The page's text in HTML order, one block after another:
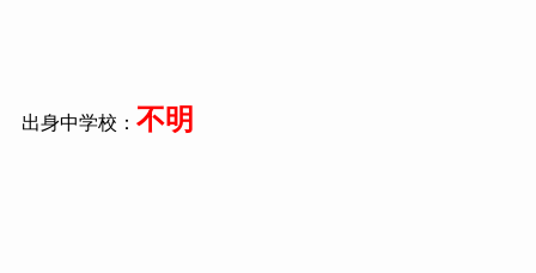
出身中学校： 不明